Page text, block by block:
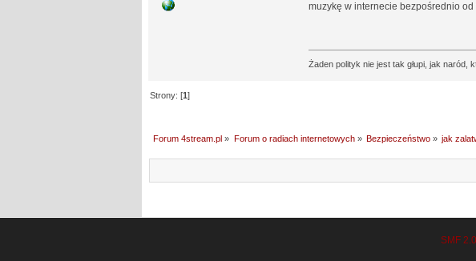
muzykę w internecie bezpośrednio od
Żaden polityk nie jest tak głupi, jak naród,
Strony: [1]
Forum 4stream.pl » Forum o radiach internetowych» Bezpieczeństwo» jak
SMF